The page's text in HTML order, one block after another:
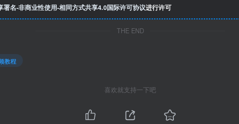
署名-非商业性使用-相同方式共享4.0国际许可协议进行许可
THE END
教程
喜欢就支持一下吧